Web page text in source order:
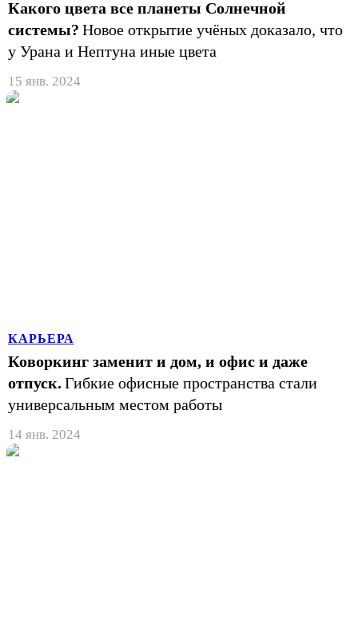
Какого цвета все планеты Солнечной
системы? Новое открытие учёных доказало, что
у Урана и Нептуна иные цвета
15 янв. 2024
КАРЬЕРА
Коворкинг заменит и дом, и офис и даже
отпуск. Гибкие офисные пространства стали
универсальным местом работы
14 янв. 2024